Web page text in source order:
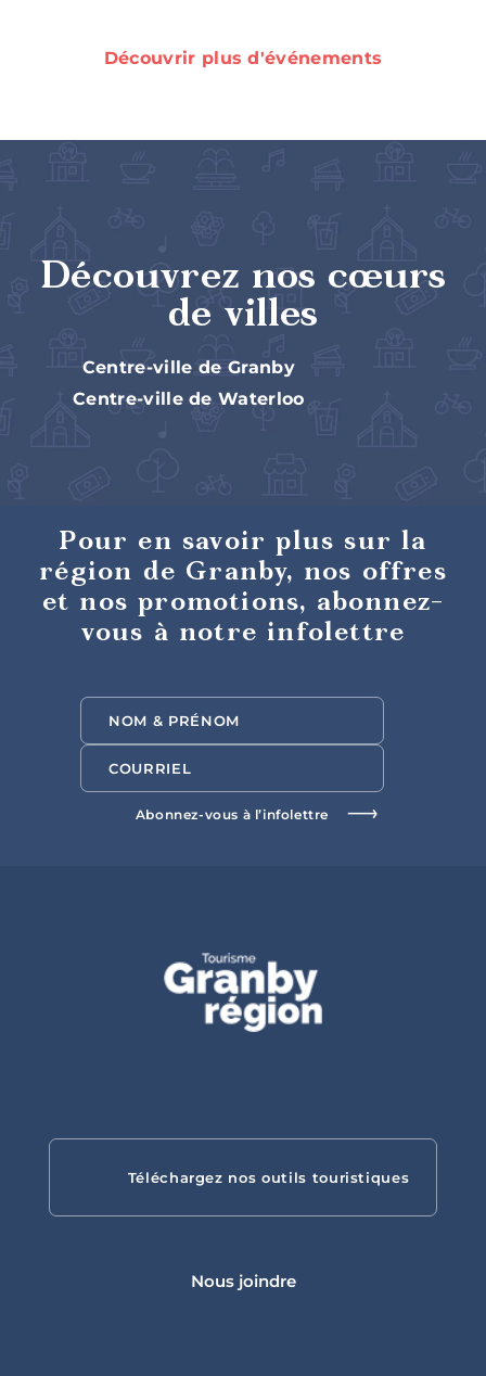
Bistros,
bars à vin
familiaux
Découvrir plus d'événements
Découvrez nos cœurs
de villes
Centre-ville de Granby
Centre-ville de Waterloo
Pour en savoir plus sur la
région de Granby, nos offres
et nos promotions, abonnez-
vous à notre infolettre
Téléchargez nos outils touristiques
Nous joindre